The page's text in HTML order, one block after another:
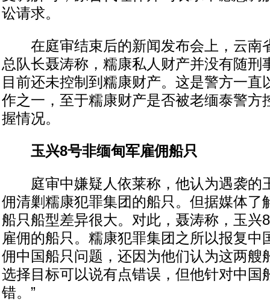
讼请求。
在庭审结束后的新闻发布会上，云南
总队长聂涛称，糯康私人财产并没有随刑
目前还未控制到糯康财产。这是警方一直
作之一，至于糯康财产是否被老缅泰警方
握情况。
玉兴8号非缅甸军雇佣船只
庭审中嫌疑人依莱称，他认为遇袭的
佣清剿糯康犯罪集团的船只。但据媒体了
船只船型差异很大。对此，聂涛称，玉兴
雇佣的船只。糯康犯罪集团之所以报复中
佣中国船只问题，还因为他们认为这两艘
选择目标可以说有点错误，但他针对中国
错。”